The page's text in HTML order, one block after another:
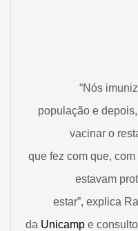
“Nós
população e
vacinar o
que fez com que,
estavam
estar”, explica
da Unicamp e